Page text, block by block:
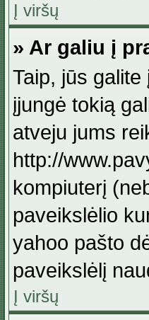
Į viršų
» Ar galiu į
Taip, jūs
įjungė tokią
atveju jums
http://
kompiuterį
paveikslėlio
yahoo pašto
paveikslėlį
Į viršų